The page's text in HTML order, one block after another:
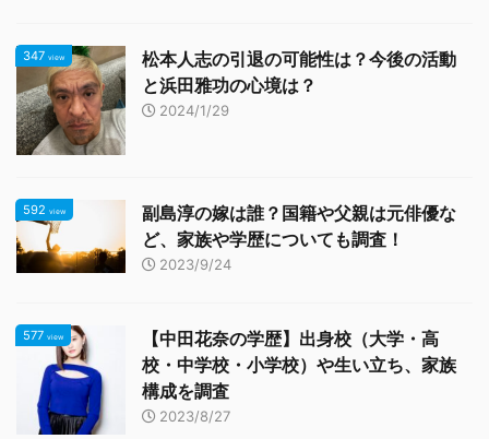
347 view
松本人志の引退の可能性は？今後の活動
と浜田雅功の心境は？
2024/1/29
592 view
副島淳の嫁は誰？国籍や父親は元俳優な
ど、家族や学歴についても調査！
2023/9/24
577 view
【中田花奈の学歴】出身校（大学・高
校・中学校・小学校）や生い立ち、家族
構成を調査
2023/8/27